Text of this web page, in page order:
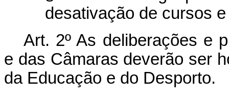
desativação de cursos
Art. 2º As deliberações e
e das Câmaras deverão ser
da Educação e do Desporto.